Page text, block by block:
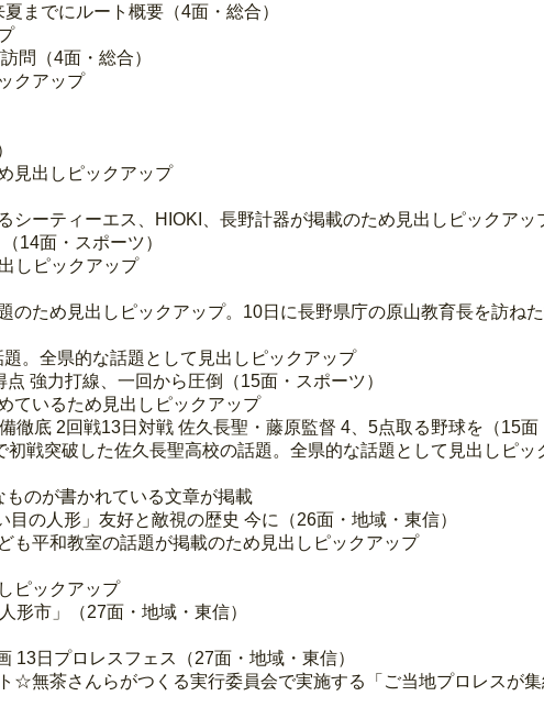
までにルート概要（4面・総合）
問（4面・総合）
クアップ
見出しピックアップ
ーティーエス、HIOKI、長野計器が掲載のため見出しピックアッ
14面・スポーツ）
しピックアップ
ため見出しピックアップ。10日に長野県庁の原山教育長を訪ね
。全県的な話題として見出しピックアップ
強力打線、一回から圧倒（15面・スポーツ）
ているため見出しピックアップ
底 2回戦13日対戦 佐久長聖・藤原監督 4、5点取る野球を（15面
戦突破した佐久長聖高校の話題。全県的な話題として見出しピッ
のが書かれている文章が掲載
の人形」友好と敵視の歴史 今に（26面・地域・東信）
平和教室の話題が掲載のため見出しピックアップ
ピックアップ
形市」（27面・地域・東信）
13日プロレスフェス（27面・地域・東信）
☆無茶さんらがつくる実行委員会で実施する「ご当地プロレスが